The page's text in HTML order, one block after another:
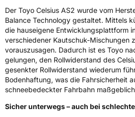
Rollgeräusch (Klasse)B
Rollgeräusch (dB)71
FahrzeugklasseC1
3PMSF / Schneeflockensymbol /
EPREL ID
Der Toyo Celsius AS2 wurde vom
Balance Technology gestaltet. Mittels
die hauseigene Entwicklungsplattform
verschiedener Kautschuk-Mischungen
vorauszusagen. Dadurch ist es Toyo
gelungen, den Rollwiderstand des
gesenkter Rollwiderstand wiederum
Bodenhaftung, was die Fahrsicherheit
schneebedeckter Fahrbahn
Sicher unterwegs – auch bei